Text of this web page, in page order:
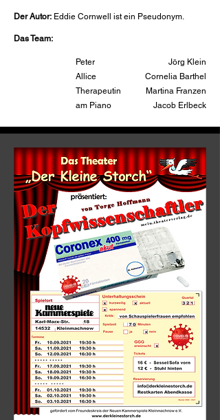
Der Autor: Eddie Cornwell ist ein Pseudonym.
Das Team:
Peter
Allice
Therapeutin
am Piano
Jörg Klein
Cornelia Barthel
Martina Franzen
Jacob Erlbeck